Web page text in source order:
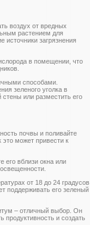
воздух от вредных
растением для
источники загрязнения
в помещении, что
способами.
зеленого уголка в
или разместить его
почвы и поливайте
это может привести к
его вблизи окна или
от 18 до 24 градусов
поддерживать его зеленый
– отличный выбор. Он
продуктивность и создать